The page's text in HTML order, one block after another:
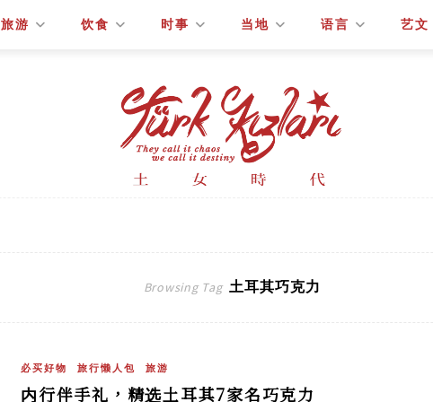
旅游 饮食 时事 当地 语言 艺文
Browsing Tag 土耳其巧克力
必买好物 旅行懒人包 旅游
内行伴手礼，精选土耳其7家名巧克力